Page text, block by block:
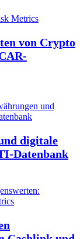
von Crypto
digitale
Datenbank